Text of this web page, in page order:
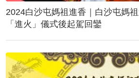
2024白沙屯媽祖進香｜白沙屯媽
「進火」儀式後起駕回鑾